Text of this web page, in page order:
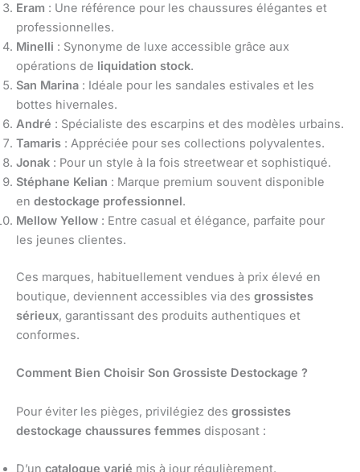
Eram : Une référence pour les chaussures élégantes et
professionnelles.
Minelli : Synonyme de luxe accessible grâce aux
opérations de liquidation stock.
San Marina : Idéale pour les sandales estivales et les
bottes hivernales.
André : Spécialiste des escarpins et des modèles urbains.
Tamaris : Appréciée pour ses collections polyvalentes.
Jonak : Pour un style à la fois streetwear et sophistiqué.
Stéphane Kelian : Marque premium souvent disponible
en destockage professionnel.
Mellow Yellow : Entre casual et élégance, parfaite pour
les jeunes clientes.
Ces marques, habituellement vendues à prix élevé en
boutique, deviennent accessibles via des grossistes
sérieux, garantissant des produits authentiques et
conformes.
Comment Bien Choisir Son Grossiste Destockage ?
Pour éviter les pièges, privilégiez des grossistes
destockage chaussures femmes disposant :
D’un catalogue varié mis à jour régulièrement.